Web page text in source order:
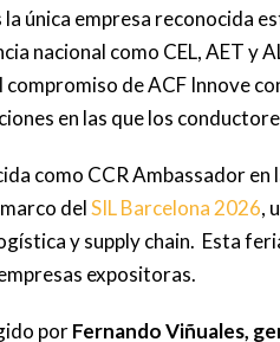
la única empresa reconocida
nacional como CEL, AET y
de ACF Innove
en las que los
como CCR Ambassador
marco delSIL Barcelona 2026,
y supply chain. Esta
expositoras.
porFernando Viñuales,